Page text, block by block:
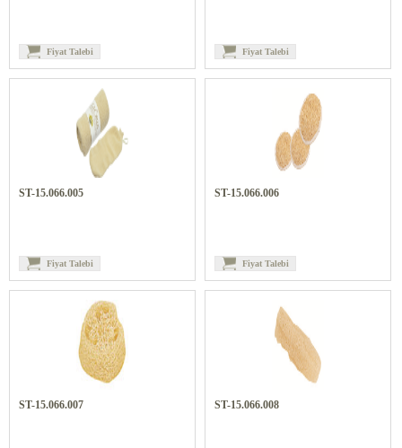
Fiyat Talebi Fiyat Talebi
ST-15.066.005
Fiyat Talebi
ST-15.066.006
Fiyat Talebi
ST-15.066.007 ST-15.066.008